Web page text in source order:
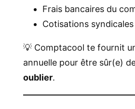
Frais bancaires du
Cotisations
💡 Comptacool te fournit
annuelle pour être sûr(e)
oublier.